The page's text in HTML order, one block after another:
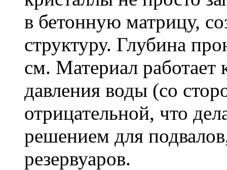
в бетонную матрицу,
структуру. Глубина
см. Материал работает
давления воды (со
отрицательной, что
решением для
резервуаров.